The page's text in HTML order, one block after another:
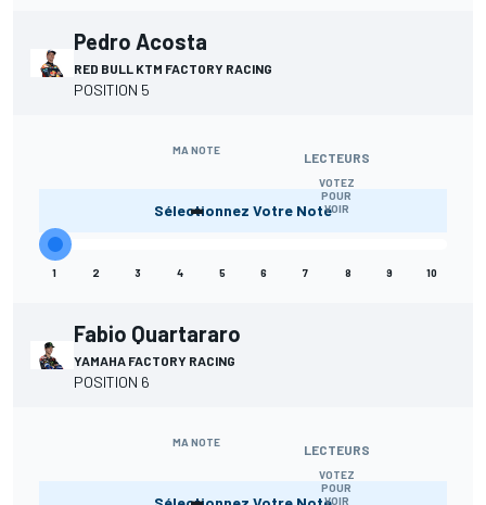
Pedro Acosta
RED BULL KTM FACTORY RACING
POSITION 5
MA NOTE
-
LECTEURS
VOTEZ
POUR
VOIR
Sélectionnez Votre Note
1 2 3 4 5 6 7 8 9 10
Fabio Quartararo
YAMAHA FACTORY RACING
POSITION 6
MA NOTE LECTEURS
VOTEZ
POUR
VOIR